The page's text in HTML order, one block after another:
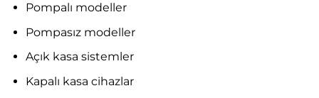
Pompalı modeller
Pompasız modeller
Açık kasa sistemler
Kapalı kasa cihazlar